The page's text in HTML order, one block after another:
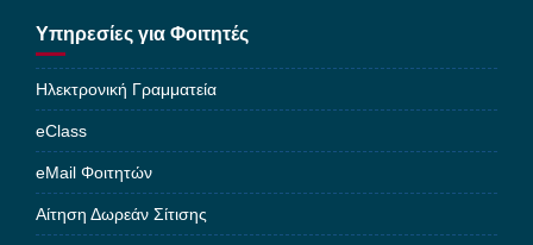
Υπηρεσίες για Φοιτητές
Ηλεκτρονική Γραμματεία
eClass
eMail Φοιτητών
Αίτηση Δωρεάν Σίτισης